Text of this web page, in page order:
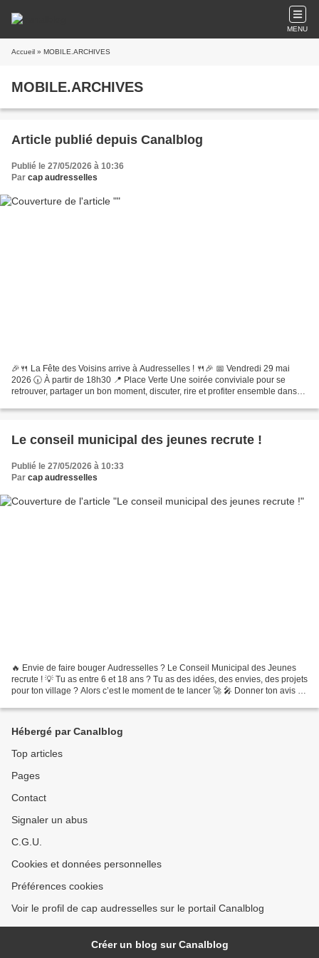
MENU
Accueil » MOBILE.ARCHIVES
MOBILE.ARCHIVES
Article publié depuis Canalblog
Publié le 27/05/2026 à 10:36
Par cap audresselles
🎉🍴 La Fête des Voisins arrive à Audresselles ! 🍴🎉 📅 Vendredi 29 mai
2026 🕡 À partir de 18h30 📍 Place Verte Une soirée conviviale pour se
retrouver, partager un bon moment, discuter, rire et profiter ensemble dans
Le conseil municipal des jeunes recrute !
Publié le 27/05/2026 à 10:33
Par cap audresselles
🔥 Envie de faire bouger Audresselles ? Le Conseil Municipal des Jeunes
recrute ! 💡 Tu as entre 6 et 18 ans ? Tu as des idées, des envies, des projets
pour ton village ? Alors c’est le moment de te lancer 🚀 🎤 Donner ton avis 🤝
Hébergé par Canalblog
Top articles
Pages
Contact
Signaler un abus
C.G.U.
Cookies et données personnelles
Préférences cookies
Voir le profil de cap audresselles sur le portail Canalblog
Créer un blog sur Canalblog